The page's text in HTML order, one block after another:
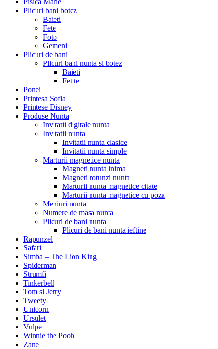
Pisica Marie
Plicuri bani botez
Baieti
Fete
Foto
Gemeni
Plicuri de bani
Plicuri bani nunta si botez
Baieti
Fetite
Ponei
Printesa Sofia
Printese Disney
Produse Nunta
Invitatii digitale nunta
Invitatii nunta
Invitatii nunta clasice
Invitatii nunta simple
Marturii magnetice nunta
Magneti nunta inima
Magneti rotunzi nunta
Marturii nunta magnetice citate
Marturii nunta magnetice cu poza
Meniuri nunta
Numere de masa nunta
Plicuri de bani nunta
Plicuri de bani nunta ieftine
Rapunzel
Safari
Simba – The Lion King
Spiderman
Strumfi
Tinkerbell
Tom si Jerry
Tweety
Unicorn
Ursulet
Vulpe
Winnie the Pooh
Zane